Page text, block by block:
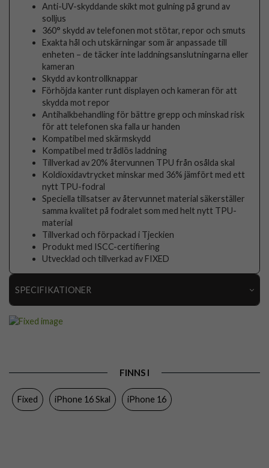
Anti-UV-skyddande skikt mot gulning på grund av
solljus
360° skydd av telefonen mot stötar, repor och smuts
Exakta hål och utskärningar som är anpassade till
enheten – de täcker inte laddningsanslutningarna eller
kameran
Skydd av kontrollknappar
Förhöjda kanter runt displayen och kameran för att
skydda mot repor
Antihalkbehandling för bättre grepp och minskad risk
för att telefonen ska falla ur handen
Kompatibel med skärmskydd
Kompatibel med trådlös laddning
Tillverkad av 20% återvunnen TPU från osålda skal
Koldioxidavtrycket minskar med 36% jämfört med ett
nytt TPU-fodral
Speciella tillsatser av återvunnet material säkerställer
samma kvalitet på fodralet som med helt nytt TPU-
material
Tillverkad och förpackad i Tjeckien
Produkt med ISCC-certifiering
Utvecklad och tillverkad av FIXED
SPECIFIKATIONER
Trådlös laddning-kompatibel
Färg
FINNS I
Fixed iPhone 16 Skal iPhone 16